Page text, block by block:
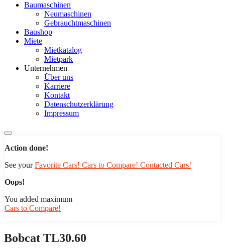
Baumaschinen
Neumaschinen
Gebrauchtmaschinen
Baushop
Miete
Mietkatalog
Mietpark
Unternehmen
Über uns
Karriere
Kontakt
Datenschutzerklärung
Impressum
Action done!
See yourFavorite Cars! Cars to Compare! Contacted Cars!
Oops!
You added maximum
Cars to Compare!
Bobcat TL30.60